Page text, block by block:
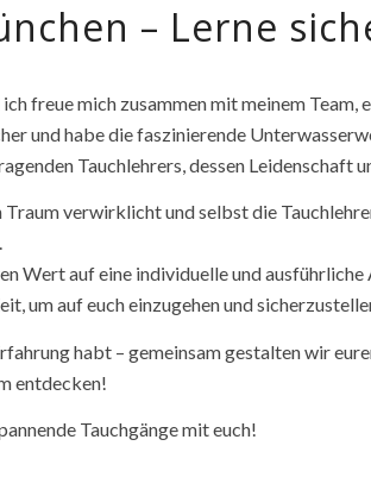
– Lerne
freue mich zusammen mit meinem
und habe die faszinierende
Tauchlehrers, dessen Leidenschaft
Traum verwirklicht und selbst die
Wert auf eine individuelle und
um auf euch einzugehen und
habt – gemeinsam gestalten wir
entdecken!
Tauchgänge mit euch!